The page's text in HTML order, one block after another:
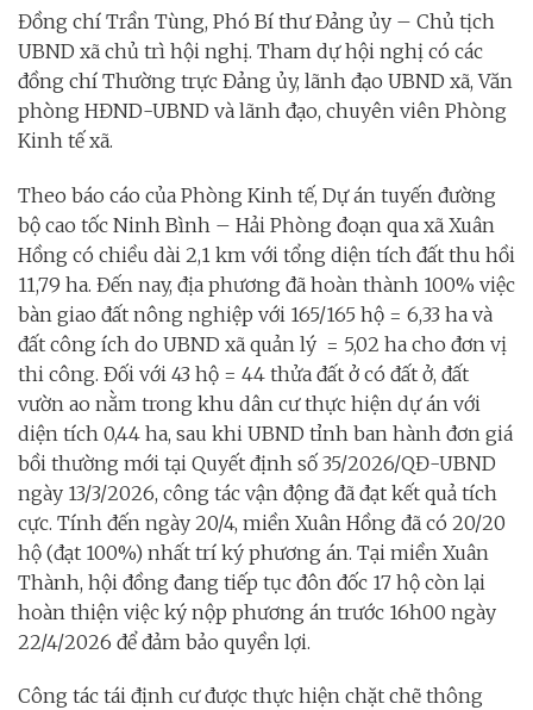
Đồng chí Trần Tùng, Phó Bí thư Đảng ủy – Chủ tịch
UBND xã chủ trì hội nghị. Tham dự hội nghị có các
đồng chí Thường trực Đảng ủy, lãnh đạo UBND xã, Văn
phòng HĐND-UBND và lãnh đạo, chuyên viên Phòng
Kinh tế xã.
Theo báo cáo của Phòng Kinh tế, Dự án tuyến đường
bộ cao tốc Ninh Bình – Hải Phòng đoạn qua xã Xuân
Hồng có chiều dài 2,1 km với tổng diện tích đất thu hồi
11,79 ha. Đến nay, địa phương đã hoàn thành 100% việc
bàn giao đất nông nghiệp với 165/165 hộ = 6,33 ha và
đất công ích do UBND xã quản lý = 5,02 ha cho đơn vị
thi công. Đối với 43 hộ = 44 thửa đất ở có đất ở, đất
vườn ao nằm trong khu dân cư thực hiện dự án với
diện tích 0,44 ha, sau khi UBND tỉnh ban hành đơn giá
bồi thường mới tại Quyết định số 35/2026/QĐ-UBND
ngày 13/3/2026, công tác vận động đã đạt kết quả tích
cực. Tính đến ngày 20/4, miền Xuân Hồng đã có 20/20
hộ (đạt 100%) nhất trí ký phương án. Tại miền Xuân
Thành, hội đồng đang tiếp tục đôn đốc 17 hộ còn lại
hoàn thiện việc ký nộp phương án trước 16h00 ngày
22/4/2026 để đảm bảo quyền lợi.
Công tác tái định cư được thực hiện chặt chẽ thông